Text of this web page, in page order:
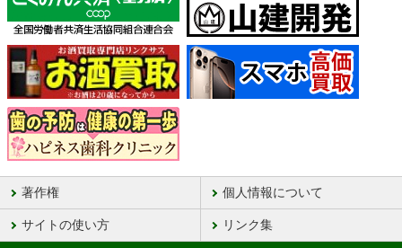
著作権 個人情報について
サイトの使い方 リンク集